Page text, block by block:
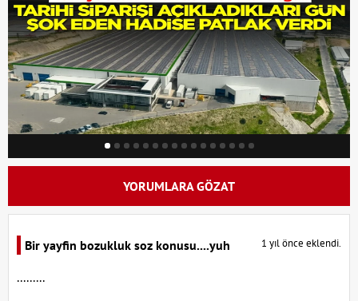
YORUMLARA GÖZAT
Bir yayfin bozukluk soz konusu....yuh 1 yıl önce eklendi.
.........